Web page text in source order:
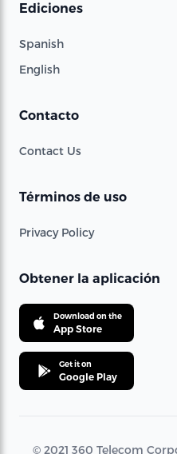
Ediciones
Spanish
English
Contacto
Contact Us
Términos de uso
Privacy Policy
Obtener la aplicación
Download on the
App Store
Get it on
Google Play
© 2021 360 Telecom